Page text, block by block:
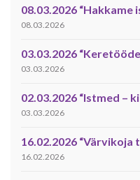
08.03.2026 “Hakkame
08.03.2026
03.03.2026
03.03.2026
02.03.2026 “Istmed –
03.03.2026
16.02.2026 “Värvikoja
16.02.2026